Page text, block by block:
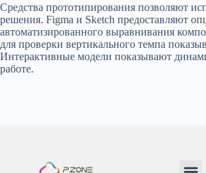
Средства прототипирования позволяют
решения. Figma и Sketch предоставляют
автоматизированного выравнивания
для проверки вертикального темпа
Интерактивные модели показывают
работе.